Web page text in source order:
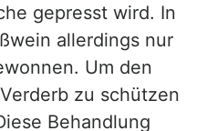
gepresst wird. In
allerdings nur
Um den
zu schützen
Behandlung